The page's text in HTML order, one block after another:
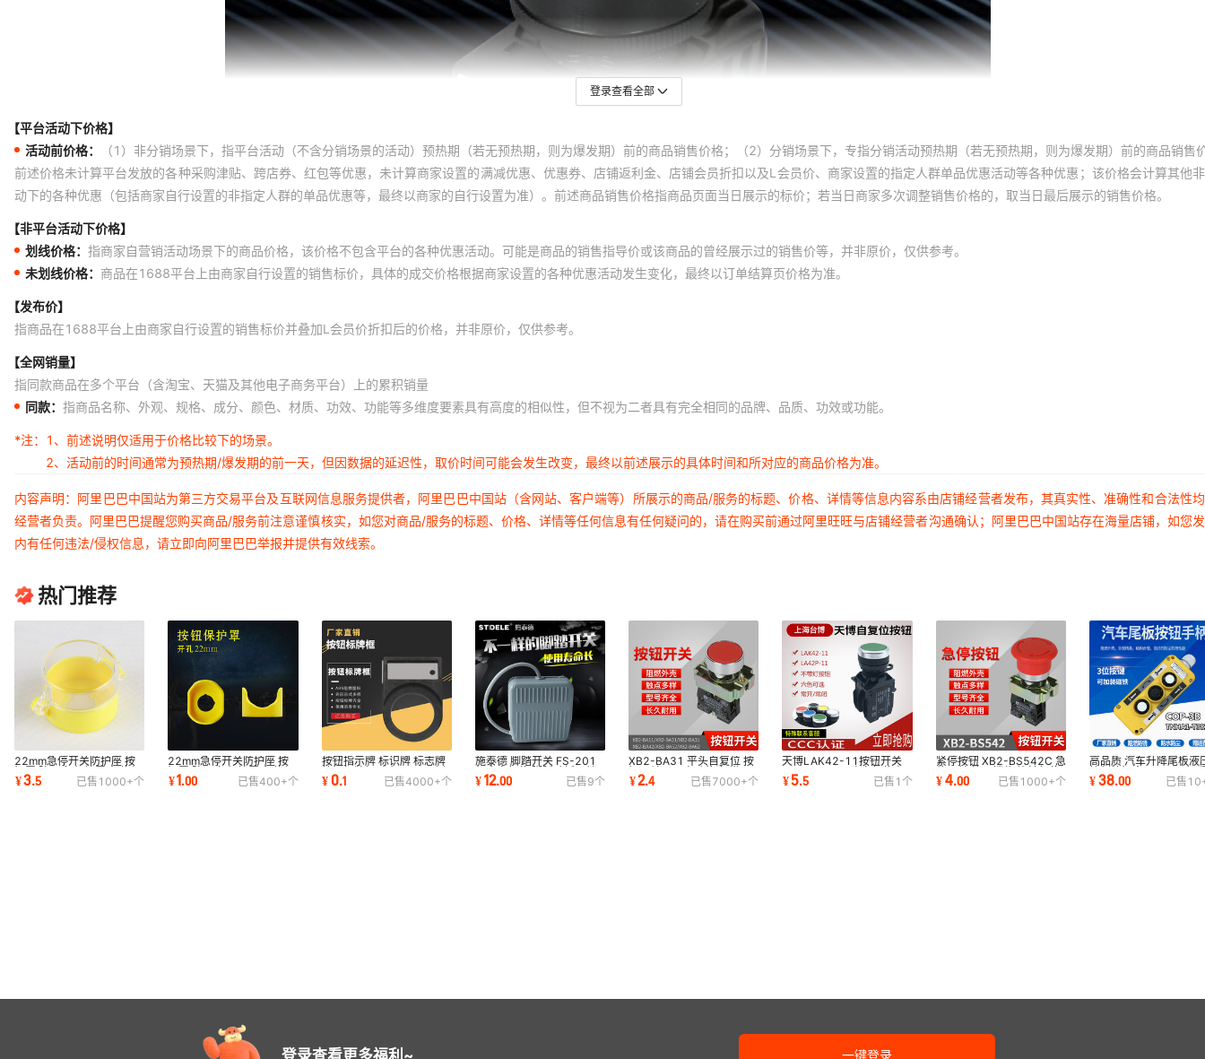
登录查看全部
【平台活动下价格】
活动前价格：
（1）非分销场景下，指平台活动（不含分销场景的活动）预热期（若无预热期，则为爆发期）前的商品销售价格；（2）分销场景下，专指分销活动预热期（若无预热期，则为爆发期）前的商品销售
前述价格未计算平台发放的各种采购津贴、跨店券、红包等优惠，未计算商家设置的满减优惠、优惠券、店铺返利金、店铺会员折扣以及L会员价、商家设置的指定人群单品优惠活动等各种优惠；该价格会计算其他
动下的各种优惠（包括商家自行设置的非指定人群的单品优惠等，最终以商家的自行设置为准）。前述商品销售价格指商品页面当日展示的标价；若当日商家多次调整销售价格的，取当日最后展示的销售价格。
【非平台活动下价格】
划线价格： 指商家自营销活动场景下的商品价格，该价格不包含平台的各种优惠活动。可能是商品的销售指导价或该商品的曾经展示过的销售价等，并非原价，仅供参考。
未划线价格： 商品在1688平台上由商家自行设置的销售标价，具体的成交价格根据商家设置的各种优惠活动发生变化，最终以订单结算页价格为准。
【发布价】
指商品在1688平台上由商家自行设置的销售标价并叠加L会员价折扣后的价格，并非原价，仅供参考。
【全网销量】
指同款商品在多个平台（含淘宝、天猫及其他电子商务平台）上的累积销量
同款： 指商品名称、外观、规格、成分、颜色、材质、功效、功能等多维度要素具有高度的相似性，但不视为二者具有完全相同的品牌、品质、功效或功能。
*注：
1、前述说明仅适用于价格比较下的场景。
2、活动前的时间通常为预热期/爆发期的前一天，但因数据的延迟性，取价时间可能会发生改变，最终以前述展示的具体时间和所对应的商品价格为准。
内容声明：阿里巴巴中国站为第三方交易平台及互联网信息服务提供者，阿里巴巴中国站（含网站、客户端等）所展示的商品/服务的标题、价格、详情等信息内容系由店铺经营者发布，其真实性、准确性和合法性
经营者负责。阿里巴巴提醒您购买商品/服务前注意谨慎核实，如您对商品/服务的标题、价格、详情等任何信息有任何疑问的，请在购买前通过阿里旺旺与店铺经营者沟通确认；阿里巴巴中国站存在海量店铺，如您
内有任何违法/侵权信息，请立即向阿里巴巴举报并提供有效线索。
热门推荐
22mm急停开关防护座 按
钮罩 防误座 保护罩 急停保
护座 开关配件
¥3.5 已售 1000+个
22mm急停开关防护座 按
钮罩 防误座 保护罩 急停保
护座 开关配件
¥1.00 已售400+个
按钮指示牌 标识牌 标志牌
按钮标牌框 内径22mm 侧
面插入式
¥0.1 已售4000+个
施泰德 脚踏开关 FS-201
机床自复位 脚踩踏板开关
20CM 量大价优
¥12.00 已售9个
XB2-BA31 平头自复位 按
钮开关NP2启动停止 常开
22mm
¥2.4 已售7000+个
天博LAK42-11按钮开关
LA42P-11 平头自复位点
动 启动停止22MM
¥5.5 已售 1 个
紧停按钮 XB2-BS542C 急
停开关 按下锁住 旋转复位
红色
¥4.00 已售 1000+个
高品质 汽车升降尾板液
控制按钮盒COP-3B起
卸尾板
¥38.00 已售
登录查看更多福利~ 一键登录